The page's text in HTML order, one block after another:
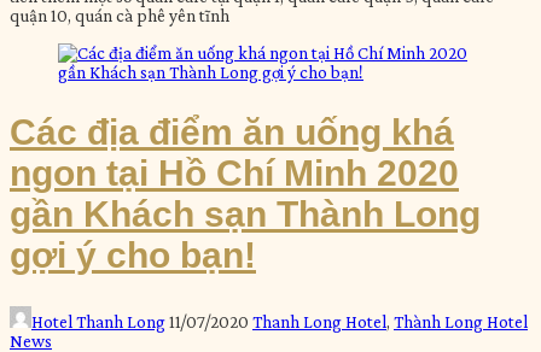
quận 10, quán cà phê yên tĩnh
Các địa điểm ăn uống khá
ngon tại Hồ Chí Minh 2020
gần Khách sạn Thành Long
gợi ý cho bạn!
Hotel Thanh Long11/07/2020 Thanh Long Hotel, Thành Long Hotel
News